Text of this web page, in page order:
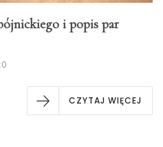
i popis par
CZYTAJ WIĘCEJ